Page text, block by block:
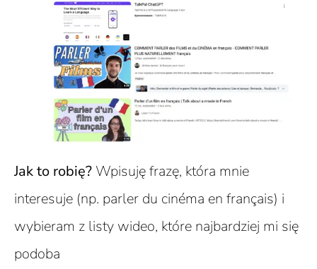
Jak to robię? Wpisuję frazę, która mnie
interesuje (np. parler du cinéma en français) i
wybieram z listy wideo, które najbardziej mi się
podoba